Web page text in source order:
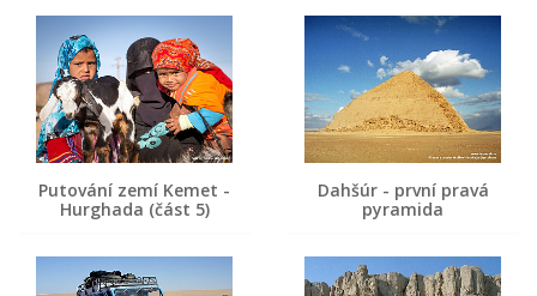
Putování zemí Kemet -
Hurghada (část 5)
Dahšúr - první pravá
pyramida